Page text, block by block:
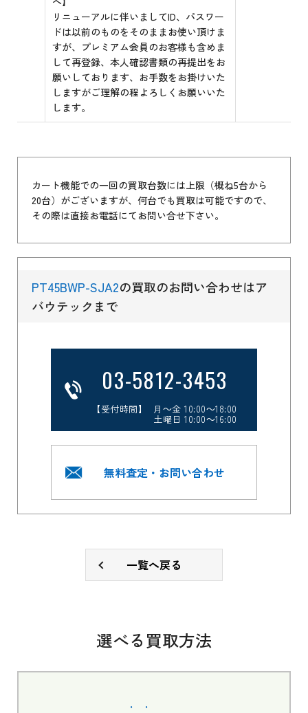
リニューアルに伴いましてID、パスワー
ドは以前のものをそのままお使い頂けま
すが、プレミアム会員のお客様も含めま
して再登録、本人確認書類の再提出をお
願いしております、お手数をお掛けいた
しますがご理解の程よろしくお願いいた
します。
カート機能での一回の買取台数には上限（概ね5台から
20台）がございますが、何台でも買取は可能ですので、
その際は直接お電話にてお問い合せ下さい。
PT45BWP-SJA2の買取のお問い合わせはア
バウテックまで
03-5812-3453
【受付時間】 月～金 10:00～18:00
土曜日 10:00～16:00
無料査定・お問い合わせ
一覧へ戻る
選べる買取方法